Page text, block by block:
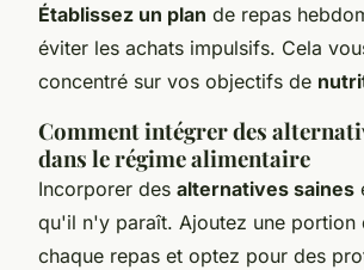
Établissez un plan de repas
éviter les achats impulsifs. Cela
concentré sur vos objectifs de
Comment intégrer des
dans le régime alimentaire
Incorporer des alternatives saines
qu'il n'y paraît. Ajoutez une portion
chaque repas et optez pour des